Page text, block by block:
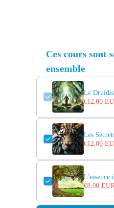
Ces cours sont
ensemble
Le
€12,00
Les
€12,00
L'essence
€8,00 EUR